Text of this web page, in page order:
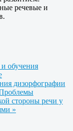
речевые и
обучения
дизорфографии
стороны речи у
»